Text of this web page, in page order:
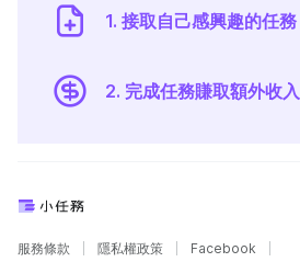
1. 接取自己感興趣的任務
2. 完成任務賺取額外收入
服務條款 隱私權政策 Facebook